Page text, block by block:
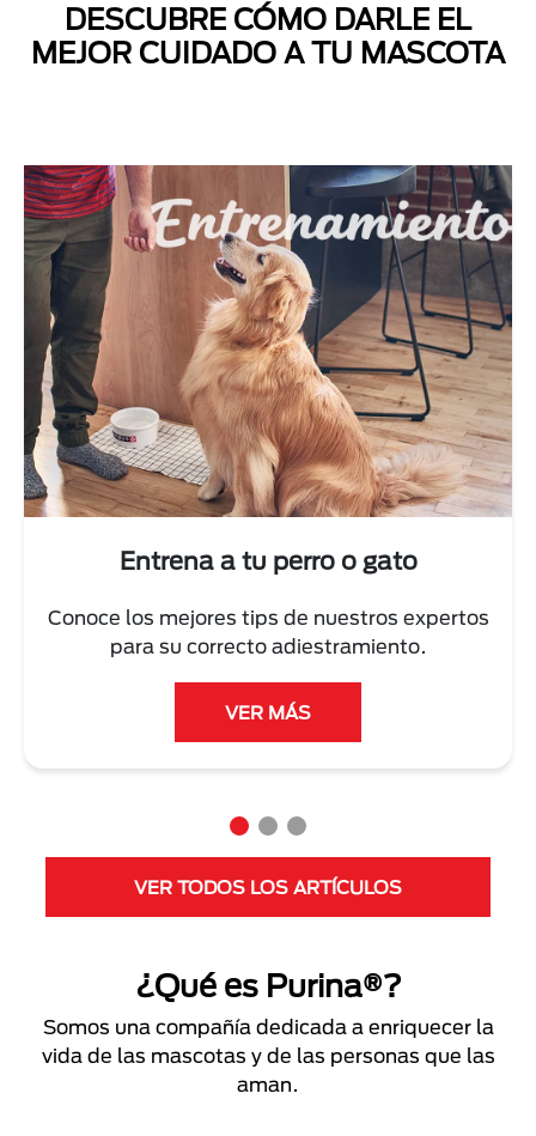
Next
DESCUBRE CÓMO DARLE EL
MEJOR CUIDADO A TU MASCOTA
Entrena a tu perro o gato
Conoce los mejores tips de nuestros expertos
para su correcto adiestramiento.
VER MÁS
VER TODOS LOS ARTÍCULOS
¿Qué es Purina®?
Somos una compañía dedicada a enriquecer la
vida de las mascotas y de las personas que las
aman.